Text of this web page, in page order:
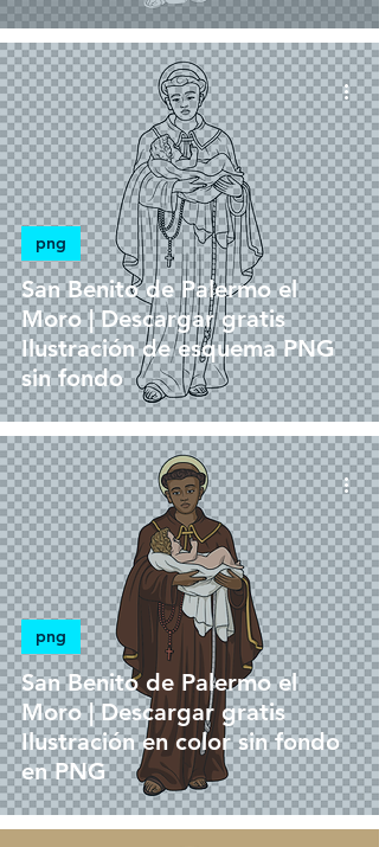
San Benito de Palermo el
Moro | Descargar gratis
Ilustración de esquema PNG
sin fondo
png
San Benito de Palermo el
Moro | Descargar gratis
Ilustración en color sin fondo
en PNG
png